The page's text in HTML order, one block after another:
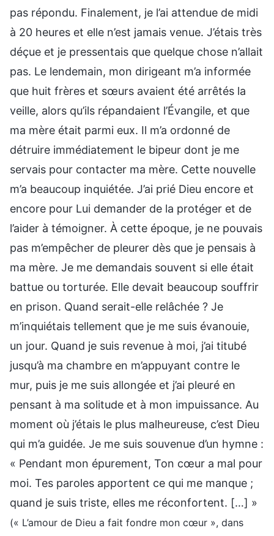
pas répondu. Finalement, je l’ai attendue de midi
à 20 heures et elle n’est jamais venue. J’étais très
déçue et je pressentais que quelque chose n’allait
pas. Le lendemain, mon dirigeant m’a informée
que huit frères et sœurs avaient été arrêtés la
veille, alors qu’ils répandaient l’Évangile, et que
ma mère était parmi eux. Il m’a ordonné de
détruire immédiatement le bipeur dont je me
servais pour contacter ma mère. Cette nouvelle
m’a beaucoup inquiétée. J’ai prié Dieu encore et
encore pour Lui demander de la protéger et de
l’aider à témoigner. À cette époque, je ne pouvais
pas m’empêcher de pleurer dès que je pensais à
ma mère. Je me demandais souvent si elle était
battue ou torturée. Elle devait beaucoup souffrir
en prison. Quand serait-elle relâchée ? Je
m’inquiétais tellement que je me suis évanouie,
un jour. Quand je suis revenue à moi, j’ai titubé
jusqu’à ma chambre en m’appuyant contre le
mur, puis je me suis allongée et j’ai pleuré en
pensant à ma solitude et à mon impuissance. Au
moment où j’étais le plus malheureuse, c’est Dieu
qui m’a guidée. Je me suis souvenue d’un hymne :
« Pendant mon épurement, Ton cœur a mal pour
moi. Tes paroles apportent ce qui me manque ;
quand je suis triste, elles me réconfortent. […] »
(« L’amour de Dieu a fait fondre mon cœur », dans